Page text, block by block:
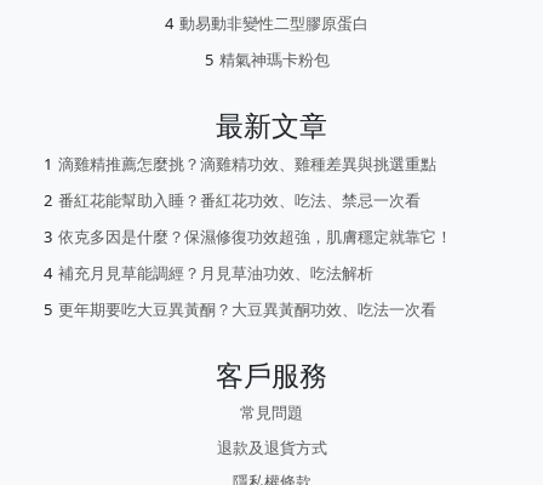
動易動非變性二型膠原蛋白
精氣神瑪卡粉包
最新文章
滴雞精推薦怎麼挑？滴雞精功效、雞種差異與挑選重點
番紅花能幫助入睡？番紅花功效、吃法、禁忌一次看
依克多因是什麼？保濕修復功效超強，肌膚穩定就靠它！
補充月見草能調經？月見草油功效、吃法解析
更年期要吃大豆異黃酮？大豆異黃酮功效、吃法一次看
客戶服務
常見問題
退款及退貨方式